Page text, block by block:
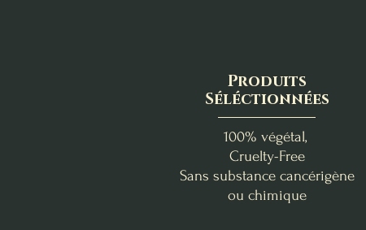
Produits
Séléctionnées
100% végétal,
Cruelty-Free
Sans substance cancérigène
ou chimique